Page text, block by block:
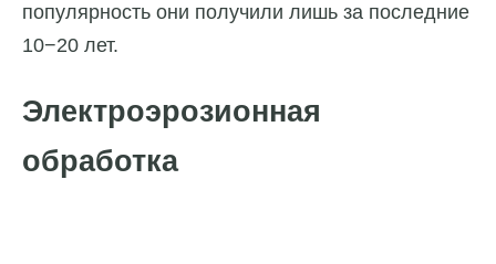
популярность они получили лишь за последние
10−20 лет.
Электроэрозионная
обработка